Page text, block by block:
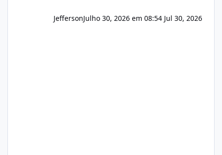
JeffersonJulho 30, 2026 em 08:54 Jul 30, 2026